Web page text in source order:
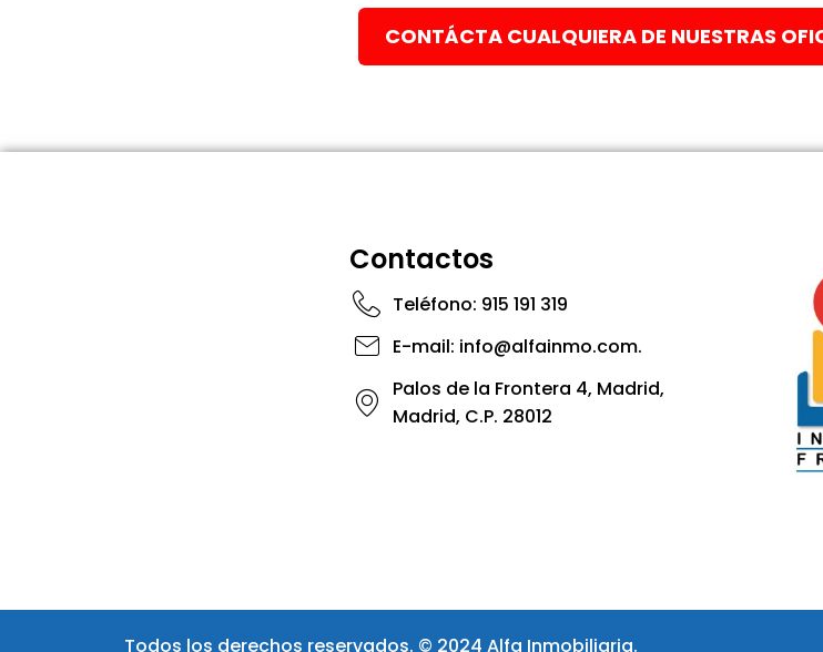
CONTÁCTA CUALQUIERA DE NUESTRAS
Contactos
Teléfono: 915 191 319
E-mail: info@alfainmo.com.
Palos de la Frontera 4, Madrid,
Madrid, C.P. 28012
Todos los derechos reservados. © 2024 Alfa Inmobiliaria.